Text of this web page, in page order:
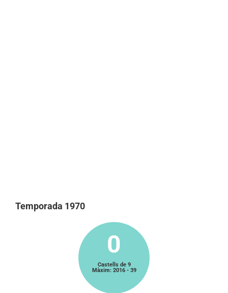
Temporada 1970
0
Castells de 9
Màxim: 2016 - 39